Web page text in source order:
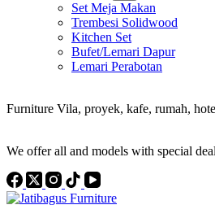
Set Meja Makan
Trembesi Solidwood
Kitchen Set
Bufet/Lemari Dapur
Lemari Perabotan
Furniture Vila, proyek, kafe, rumah,
We offer all and models with special